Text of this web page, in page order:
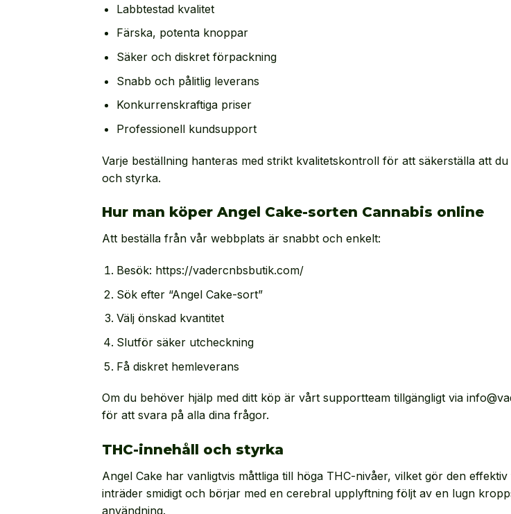
Labbtestad kvalitet
Färska, potenta knoppar
Säker och diskret förpackning
Snabb och pålitlig leverans
Konkurrenskraftiga priser
Professionell kundsupport
Varje beställning hanteras med strikt kvalitetskontroll för att säkerställa att
och styrka.
Hur man köper Angel Cake-sorten Cannabis online
Att beställa från vår webbplats är snabbt och enkelt:
Besök: https://vadercnbsbutik.com/
Sök efter “Angel Cake-sort”
Välj önskad kvantitet
Slutför säker utcheckning
Få diskret hemleverans
Om du behöver hjälp med ditt köp är vårt supportteam tillgängligt via
för att svara på alla dina frågor.
THC-innehåll och styrka
Angel Cake har vanligtvis måttliga till höga THC-nivåer, vilket gör den
inträder smidigt och börjar med en cerebral upplyftning följt av en lugn
användning.